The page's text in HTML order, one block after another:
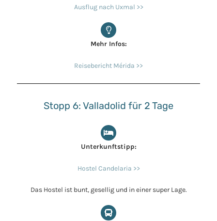
Ausflug nach Uxmal >>
Mehr Infos:
Reisebericht Mérida >>
Stopp 6: Valladolid für 2 Tage
Unterkunftstipp:
Hostel Candelaria >>
Das Hostel ist bunt, gesellig und in einer super Lage.